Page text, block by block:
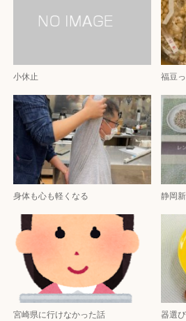
小休止 福豆
身体も心も軽くなる 静岡
宮崎県に行けなかった話 器選